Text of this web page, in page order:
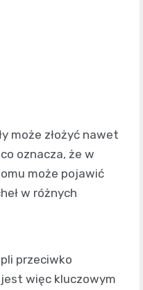
może złożyć nawet
oznacza, że w
może pojawić
w różnych
przeciwko
więc kluczowym